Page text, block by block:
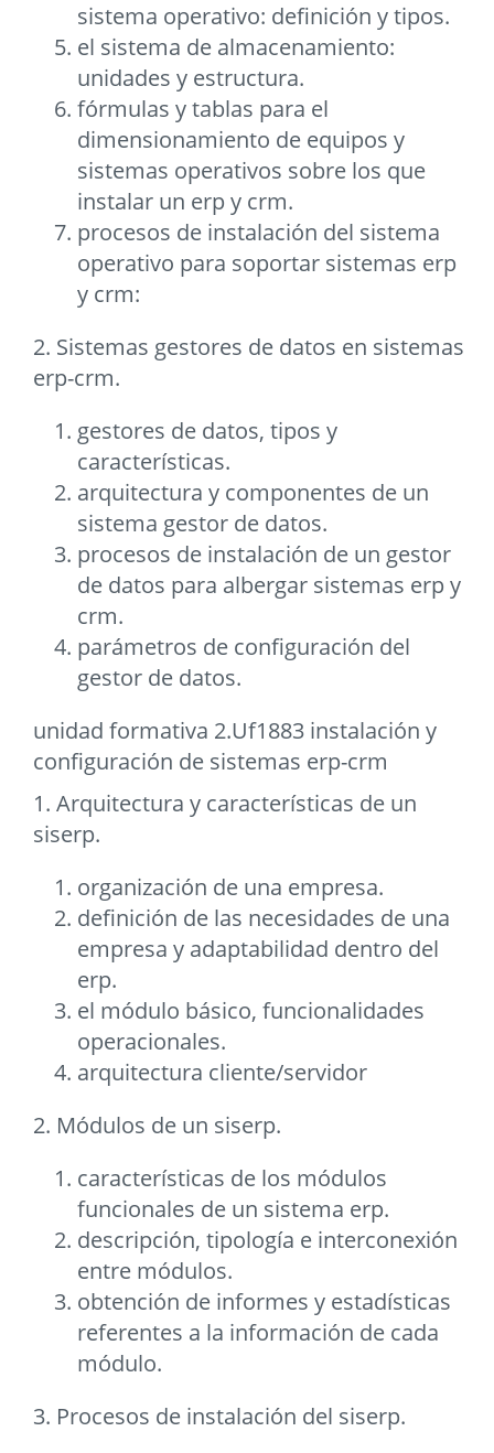
sistema operativo: definición y tipos.
el sistema de almacenamiento:
unidades y estructura.
fórmulas y tablas para el
dimensionamiento de equipos y
sistemas operativos sobre los que
instalar un erp y crm.
procesos de instalación del sistema
operativo para soportar sistemas erp
y crm:
2. Sistemas gestores de datos en sistemas
erp-crm.
gestores de datos, tipos y
características.
arquitectura y componentes de un
sistema gestor de datos.
procesos de instalación de un gestor
de datos para albergar sistemas erp y
crm.
parámetros de configuración del
gestor de datos.
unidad formativa 2.Uf1883 instalación y
configuración de sistemas erp-crm
1. Arquitectura y características de un
siserp.
organización de una empresa.
definición de las necesidades de una
empresa y adaptabilidad dentro del
erp.
el módulo básico, funcionalidades
operacionales.
arquitectura cliente/servidor
2. Módulos de un siserp.
características de los módulos
funcionales de un sistema erp.
descripción, tipología e interconexión
entre módulos.
obtención de informes y estadísticas
referentes a la información de cada
módulo.
3. Procesos de instalación del siserp.